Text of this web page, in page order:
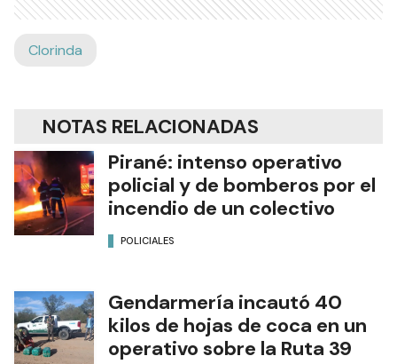
Clorinda
NOTAS RELACIONADAS
Pirané: intenso operativo
policial y de bomberos por el
incendio de un colectivo
POLICIALES
Gendarmería incautó 40
kilos de hojas de coca en un
operativo sobre la Ruta 39